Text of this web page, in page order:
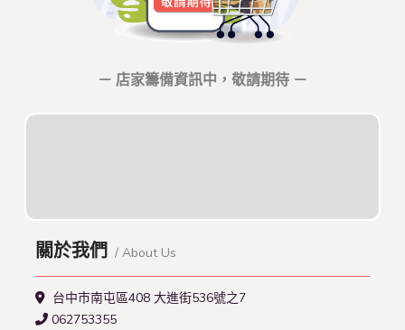
－ 店家籌備資訊中，敬請期待 －
關於我們 / About Us
台中市南屯區408 大進街536號之7
062753355